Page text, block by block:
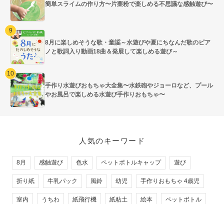
簡単スライムの作り方〜片栗粉で楽しめる不思議な感触遊び〜
8月に楽しめそうな歌・童謡～水遊びや夏にちなんだ歌のピア
ノと歌詞入り動画18曲＆発展して楽しめる遊び～
手作り水遊びおもちゃ大全集〜水鉄砲やジョーロなど、プール
やお風呂で楽しめる水遊び手作りおもちゃ〜
人気のキーワード
8月 感触遊び 色水 ペットボトルキャップ 遊び
折り紙 牛乳パック 風鈴 幼児 手作りおもちゃ 4歳児
室内 うちわ 紙飛行機 紙粘土 絵本 ペットボトル